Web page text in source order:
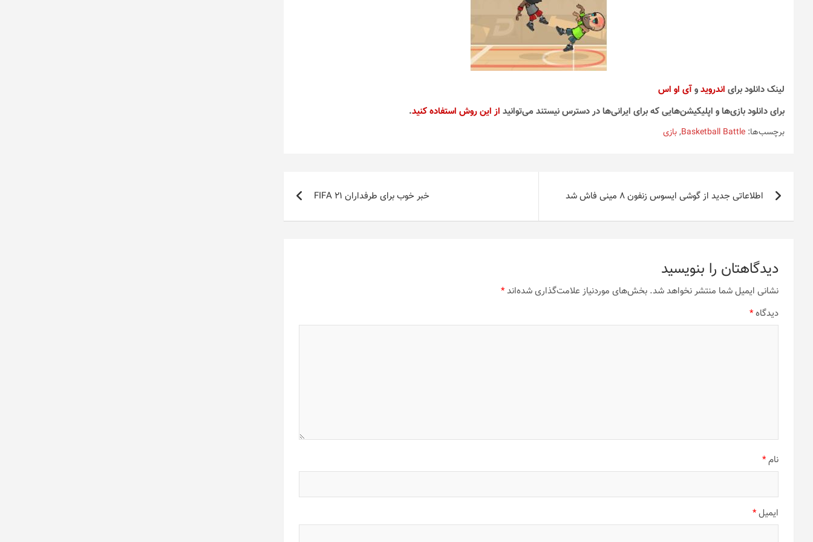
لینک دانلود برای اندرویدوآی او اس
برای دانلود بازی‌ها و اپلیکیشن‌هایی که برای ایرانی‌ها در دسترس نیستند می‌توانید از این روش استفاده کنید.
برچسب‌ها: Basketball Battle
,بازی
راهبری
نوشتهاطلاعاتی جدید از گوشی ایسوس زنفون ۸ مینی فاش شد خبر خوب برای طرفداران FIFA 21
دیدگاهتان را بنویسید
نشانی ایمیل شما منتشر نخواهد شد. بخش‌های موردنیاز علامت‌گذاری شده‌اند*
دیدگاه*
نام*
ایمیل*